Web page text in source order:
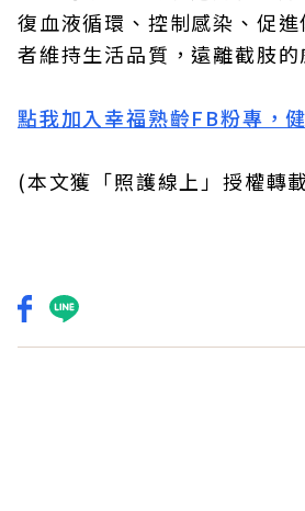
復血液循環、控制感染、促
者維持生活品質，遠離截肢的
點我加入幸福熟齡FB粉專，
(本文獲「照護線上」授權轉